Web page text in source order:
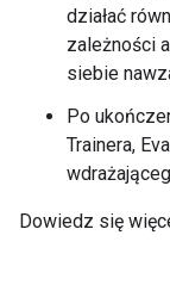
działać
zależności
siebie
Po
Trainera,
Dowiedz się